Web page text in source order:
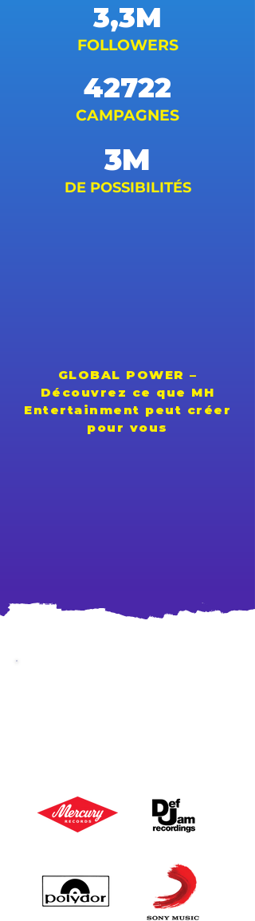
3,3M
FOLLOWERS
42722
CAMPAGNES
3M
DE POSSIBILITÉS
GLOBAL POWER –
Découvrez ce que MH
Entertainment peut créer
pour vous